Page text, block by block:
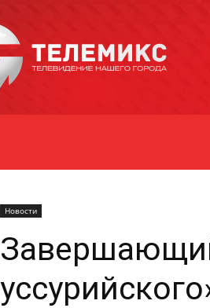
Уссурийска
Новости